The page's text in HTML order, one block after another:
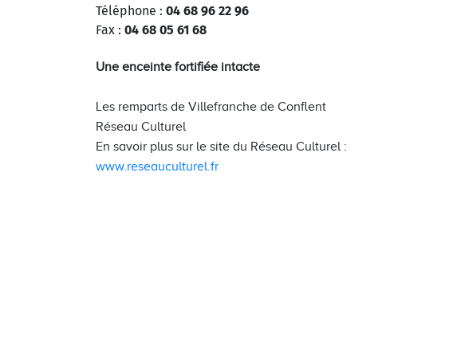
Téléphone : 04 68 96 22 96
Fax : 04 68 05 61 68
Une enceinte fortifiée intacte
Les remparts de Villefranche de Conflent
Réseau Culturel
En savoir plus sur le site du Réseau Culturel :
www.reseauculturel.fr